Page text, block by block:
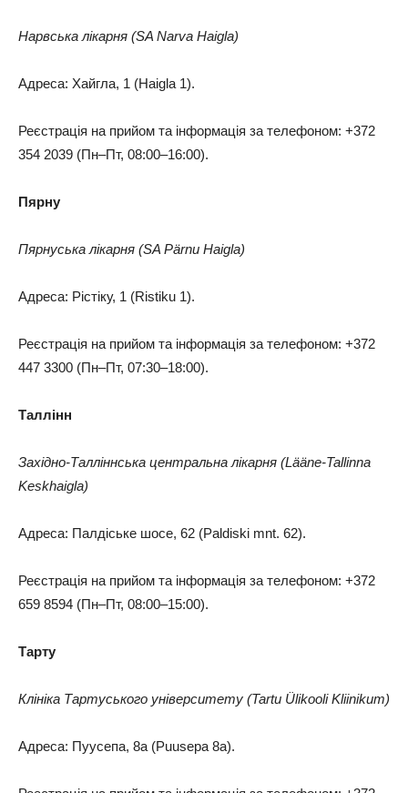
Нарвська лікарня (SA Narva Haigla)
Адреса: Хайгла, 1 (Haigla 1).
Реєстрація на прийом та інформація за телефоном: +372
354 2039 (Пн–Пт, 08:00–16:00).
Пярну
Пярнуська лікарня (SA Pärnu Haigla)
Адреса: Рістіку, 1 (Ristiku 1).
Реєстрація на прийом та інформація за телефоном: +372
447 3300 (Пн–Пт, 07:30–18:00).
Таллінн
Західно-Талліннська центральна лікарня (Lääne-Tallinna
Keskhaigla)
Адреса: Палдіське шосе, 62 (Paldiski mnt. 62).
Реєстрація на прийом та інформація за телефоном: +372
659 8594 (Пн–Пт, 08:00–15:00).
Тарту
Клініка Тартуського університету (Tartu Ülikooli Kliinikum)
Адреса: Пуусепа, 8а (Puusepa 8a).